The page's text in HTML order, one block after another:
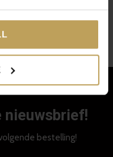
nieuwsbrief!
bestelling!